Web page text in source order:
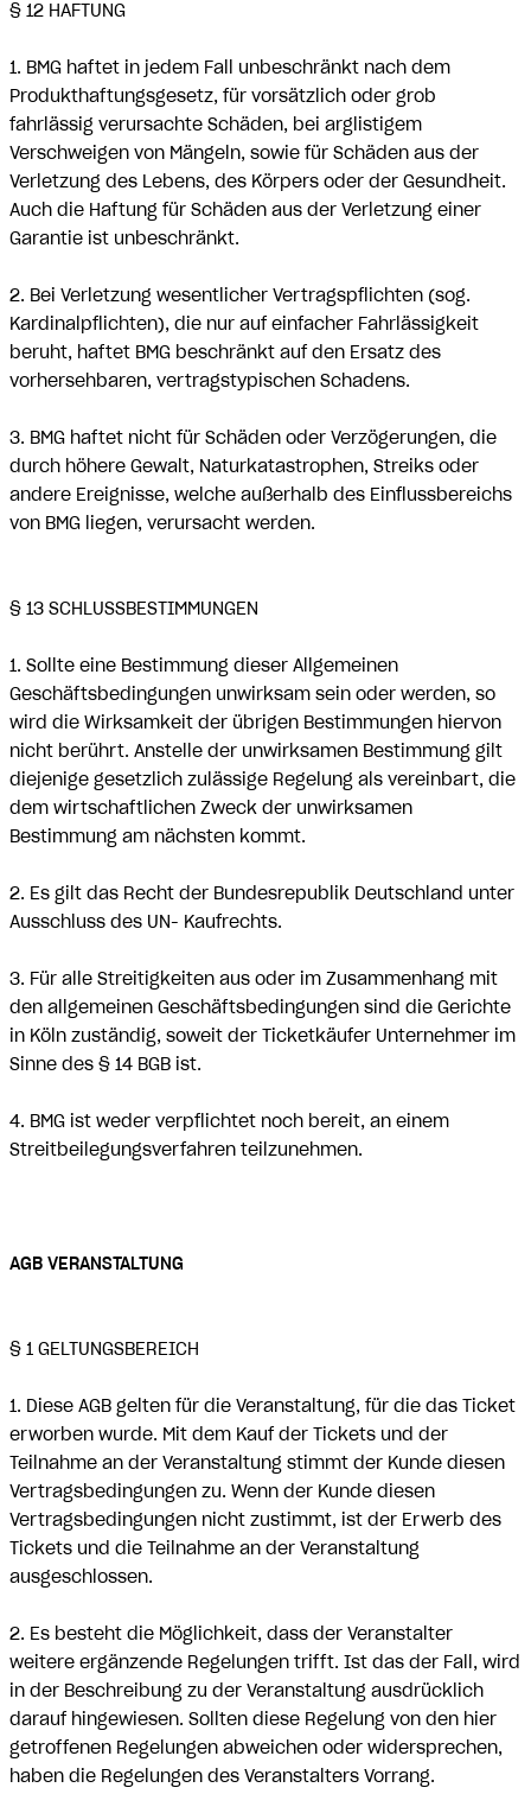
§ 12 HAFTUNG
1. BMG haftet in jedem Fall unbeschränkt nach dem
Produkthaftungsgesetz, für vorsätzlich oder grob
fahrlässig verursachte Schäden, bei arglistigem
Verschweigen von Mängeln, sowie für Schäden aus der
Verletzung des Lebens, des Körpers oder der Gesundheit.
Auch die Haftung für Schäden aus der Verletzung einer
Garantie ist unbeschränkt.
2. Bei Verletzung wesentlicher Vertragspflichten (sog.
Kardinalpflichten), die nur auf einfacher Fahrlässigkeit
beruht, haftet BMG beschränkt auf den Ersatz des
vorhersehbaren, vertragstypischen Schadens.
3. BMG haftet nicht für Schäden oder Verzögerungen, die
durch höhere Gewalt, Naturkatastrophen, Streiks oder
andere Ereignisse, welche außerhalb des Einflussbereichs
von BMG liegen, verursacht werden.
§ 13 SCHLUSSBESTIMMUNGEN
1. Sollte eine Bestimmung dieser Allgemeinen
Geschäftsbedingungen unwirksam sein oder werden, so
wird die Wirksamkeit der übrigen Bestimmungen hiervon
nicht berührt. Anstelle der unwirksamen Bestimmung gilt
diejenige gesetzlich zulässige Regelung als vereinbart, die
dem wirtschaftlichen Zweck der unwirksamen
Bestimmung am nächsten kommt.
2. Es gilt das Recht der Bundesrepublik Deutschland unter
Ausschluss des UN- Kaufrechts.
3. Für alle Streitigkeiten aus oder im Zusammenhang mit
den allgemeinen Geschäftsbedingungen sind die Gerichte
in Köln zuständig, soweit der Ticketkäufer Unternehmer im
Sinne des § 14 BGB ist.
4. BMG ist weder verpflichtet noch bereit, an einem
Streitbeilegungsverfahren teilzunehmen.
AGB VERANSTALTUNG
§ 1 GELTUNGSBEREICH
1. Diese AGB gelten für die Veranstaltung, für die das Ticket
erworben wurde. Mit dem Kauf der Tickets und der
Teilnahme an der Veranstaltung stimmt der Kunde diesen
Vertragsbedingungen zu. Wenn der Kunde diesen
Vertragsbedingungen nicht zustimmt, ist der Erwerb des
Tickets und die Teilnahme an der Veranstaltung
ausgeschlossen.
2. Es besteht die Möglichkeit, dass der Veranstalter
weitere ergänzende Regelungen trifft. Ist das der Fall, wird
in der Beschreibung zu der Veranstaltung ausdrücklich
darauf hingewiesen. Sollten diese Regelung von den hier
getroffenen Regelungen abweichen oder widersprechen,
haben die Regelungen des Veranstalters Vorrang.